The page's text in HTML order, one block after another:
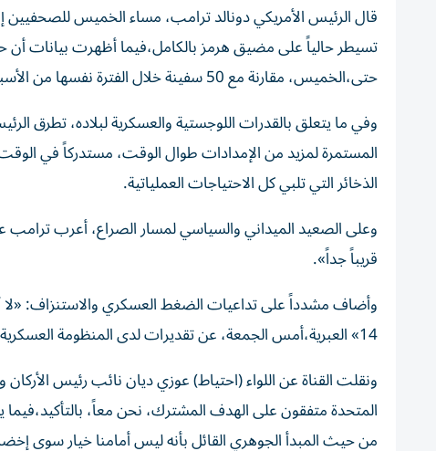
قال الرئيس الأمريكي ‌دونالد ترامب، مساء الخميس للصحفيين
حتى،الخميس، مقارنة مع 50 سفينة خلال الفترة نفسها من الأسبوع الماضي.
وفي ما يتعلق بالقدرات اللوجستية والعسكرية لبلاده، تطرق
المستمرة لمزيد من الإمدادات طوال الوقت، مستدركاً في
الذخائر التي تلبي كل الاحتياجات العملياتية.
وعلى الصعيد الميداني والسياسي لمسار الصراع، أعرب ترامب
قريباً جداً».
وأضاف مشدداً على تداعيات الضغط العسكري والاستنزاف: «لا
14» العبرية،أمس الجمعة، عن تقديرات لدى المنظومة العسكرية في إسرائيل تشير إلى أن ترامب في طريقه لإبرام اتفاق مع إيران.
ونقلت القناة عن اللواء (احتياط) عوزي ديان نائب رئيس
المتحدة متفقون على الهدف المشترك، نحن معاً،
من حيث المبدأ الجوهري القائل بأنه ليس أمامنا خيار سوى